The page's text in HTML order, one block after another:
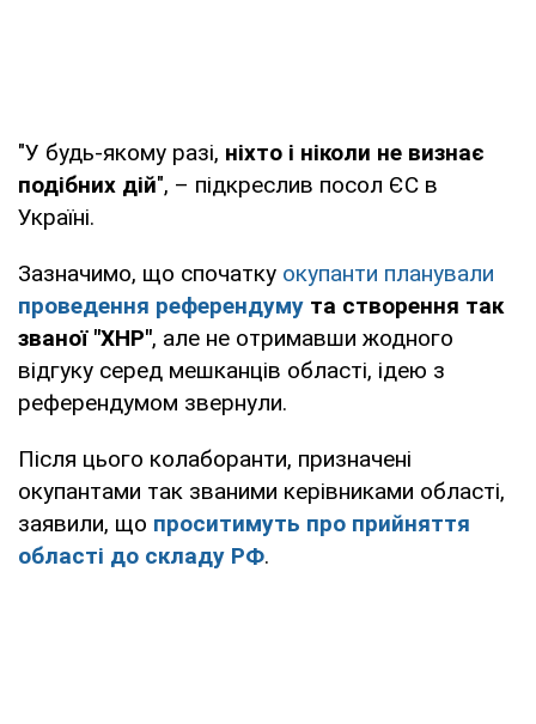
"У будь-якому разі, ніхто і ніколи не визнає
подібних дій", – підкреслив посол ЄС в
Україні.
Зазначимо, що спочатку окупанти планували
проведення референдуму та створення так
званої "ХНР", але не отримавши жодного
відгуку серед мешканців області, ідею з
референдумом звернули.
Після цього колаборанти, призначені
окупантами так званими керівниками області,
заявили, що проситимуть про прийняття
області до складу РФ.